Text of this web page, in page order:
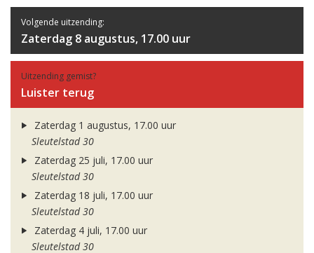
Volgende uitzending:
Zaterdag 8 augustus, 17.00 uur
Uitzending gemist?
Luister terug
Zaterdag 1 augustus, 17.00 uur
Sleutelstad 30
Zaterdag 25 juli, 17.00 uur
Sleutelstad 30
Zaterdag 18 juli, 17.00 uur
Sleutelstad 30
Zaterdag 4 juli, 17.00 uur
Sleutelstad 30